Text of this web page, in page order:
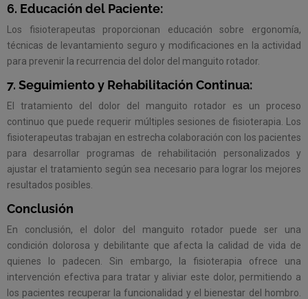
6. Educación del Paciente:
Los fisioterapeutas proporcionan educación sobre ergonomía,
técnicas de levantamiento seguro y modificaciones en la actividad
para prevenir la recurrencia del dolor del manguito rotador.
7. Seguimiento y Rehabilitación Continua:
El tratamiento del dolor del manguito rotador es un proceso
continuo que puede requerir múltiples sesiones de fisioterapia. Los
fisioterapeutas trabajan en estrecha colaboración con los pacientes
para desarrollar programas de rehabilitación personalizados y
ajustar el tratamiento según sea necesario para lograr los mejores
resultados posibles.
Conclusión
En conclusión, el dolor del manguito rotador puede ser una
condición dolorosa y debilitante que afecta la calidad de vida de
quienes lo padecen. Sin embargo, la fisioterapia ofrece una
intervención efectiva para tratar y aliviar este dolor, permitiendo a
los pacientes recuperar la funcionalidad y el bienestar del hombro.